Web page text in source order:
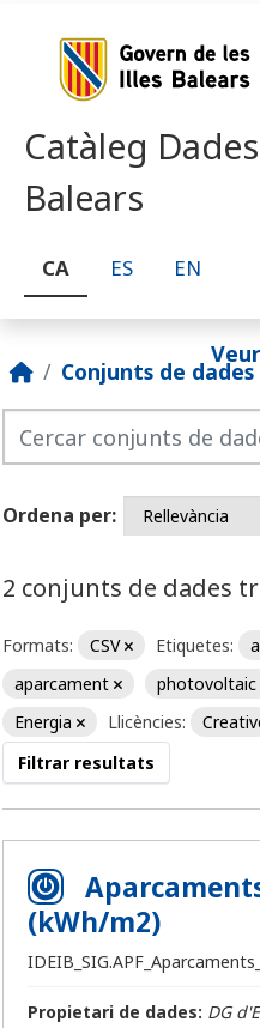
Catàleg
Balears
CA ES EN
Conjunts de dades
Ordena per
2 conjunts de dades
Formats: CSV Etiquetes:
aparcament
photovoltaic
Energia
Llicències:
Filtrar resultats
(kWh/m2)
Propietari de dades: DG